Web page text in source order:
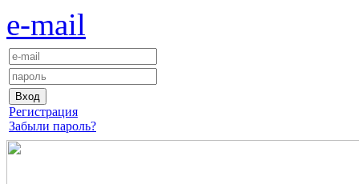
e-mail
Регистрация
Забыли пароль?